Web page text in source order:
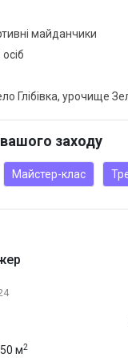
майданчики
Глібівка, урочище
вашого заходу
Майстер-клас
50 м2